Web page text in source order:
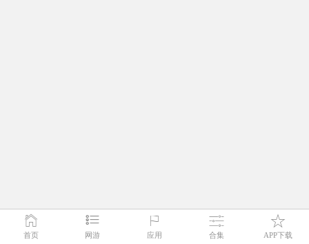
首页 网游 应用 合集 APP下载